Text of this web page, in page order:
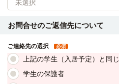
未選択
お問合せのご返信先について
ご連絡先の選択 必須
上記の学生（入居予定）と同じ
学生の保護者